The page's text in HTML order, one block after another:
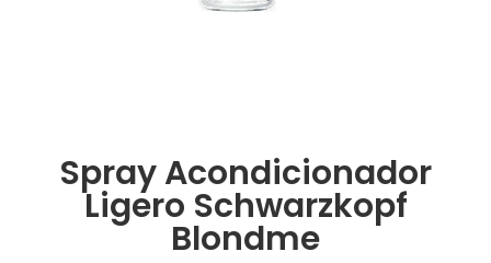
Spray Acondicionador
Ligero Schwarzkopf
Blondme